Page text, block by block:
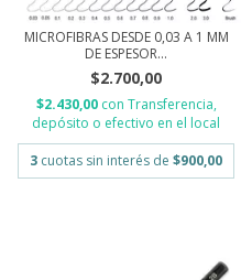
MICROFIBRAS DESDE 0,03 A 1 MM
DE ESPESOR...
$2.700,00
$2.430,00 con Transferencia,
depósito o efectivo en el local
3 cuotas sin interés de $900,00